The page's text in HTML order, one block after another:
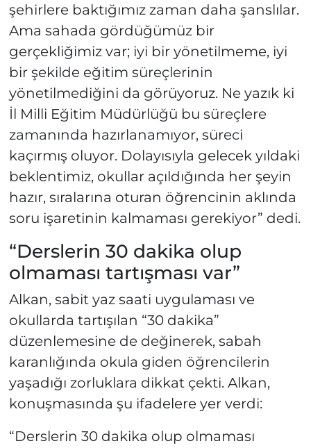
şehirlere baktığımız zaman daha şanslılar.
Ama sahada gördüğümüz bir
gerçekliğimiz var; iyi bir yönetilmeme, iyi
bir şekilde eğitim süreçlerinin
yönetilmediğini da görüyoruz. Ne yazık ki
İl Milli Eğitim Müdürlüğü bu süreçlere
zamanında hazırlanamıyor, süreci
kaçırmış oluyor. Dolayısıyla gelecek yıldaki
beklentimiz, okullar açıldığında her şeyin
hazır, sıralarına oturan öğrencinin aklında
soru işaretinin kalmaması gerekiyor” dedi.
“Derslerin 30 dakika olup
olmaması tartışması var”
Alkan, sabit yaz saati uygulaması ve
okullarda tartışılan “30 dakika”
düzenlemesine de değinerek, sabah
karanlığında okula giden öğrencilerin
yaşadığı zorluklara dikkat çekti. Alkan,
konuşmasında şu ifadelere yer verdi:
“Derslerin 30 dakika olup olmaması